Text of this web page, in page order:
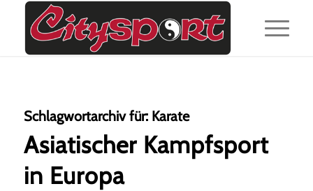
Schlagwortarchiv für: Karate
Asiatischer Kampfsport
in Europa